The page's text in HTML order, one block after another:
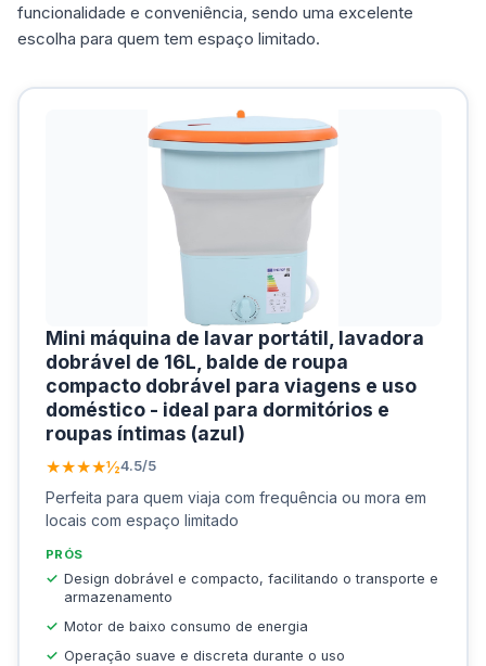
funcionalidade e conveniência, sendo uma excelente
escolha para quem tem espaço limitado.
Mini máquina de lavar portátil, lavadora
dobrável de 16L, balde de roupa
compacto dobrável para viagens e uso
doméstico - ideal para dormitórios e
roupas íntimas (azul)
★★★★½4.5/5
Perfeita para quem viaja com frequência ou mora em
locais com espaço limitado
PRÓS
Design dobrável e compacto, facilitando o transporte e
armazenamento
Motor de baixo consumo de energia
Operação suave e discreta durante o uso